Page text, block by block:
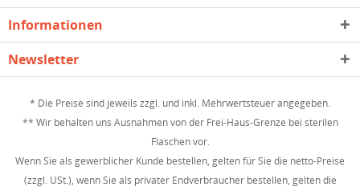
Informationen
Newsletter
* Die Preise sind jeweils zzgl. und inkl. Mehrwertsteuer angegeben.
** Wir behalten uns Ausnahmen von der Frei-Haus-Grenze bei sterilen
Flaschen vor.
Wenn Sie als gewerblicher Kunde bestellen, gelten für Sie die netto-Preise
(zzgl. USt.), wenn Sie als privater Endverbraucher bestellen, gelten die